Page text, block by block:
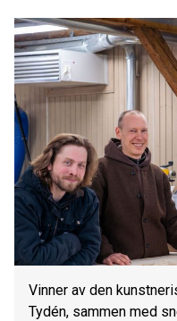
Vinner av den
Tydén, sammen med